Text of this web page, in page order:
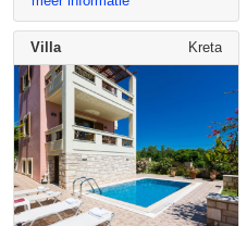
Villa Kreta